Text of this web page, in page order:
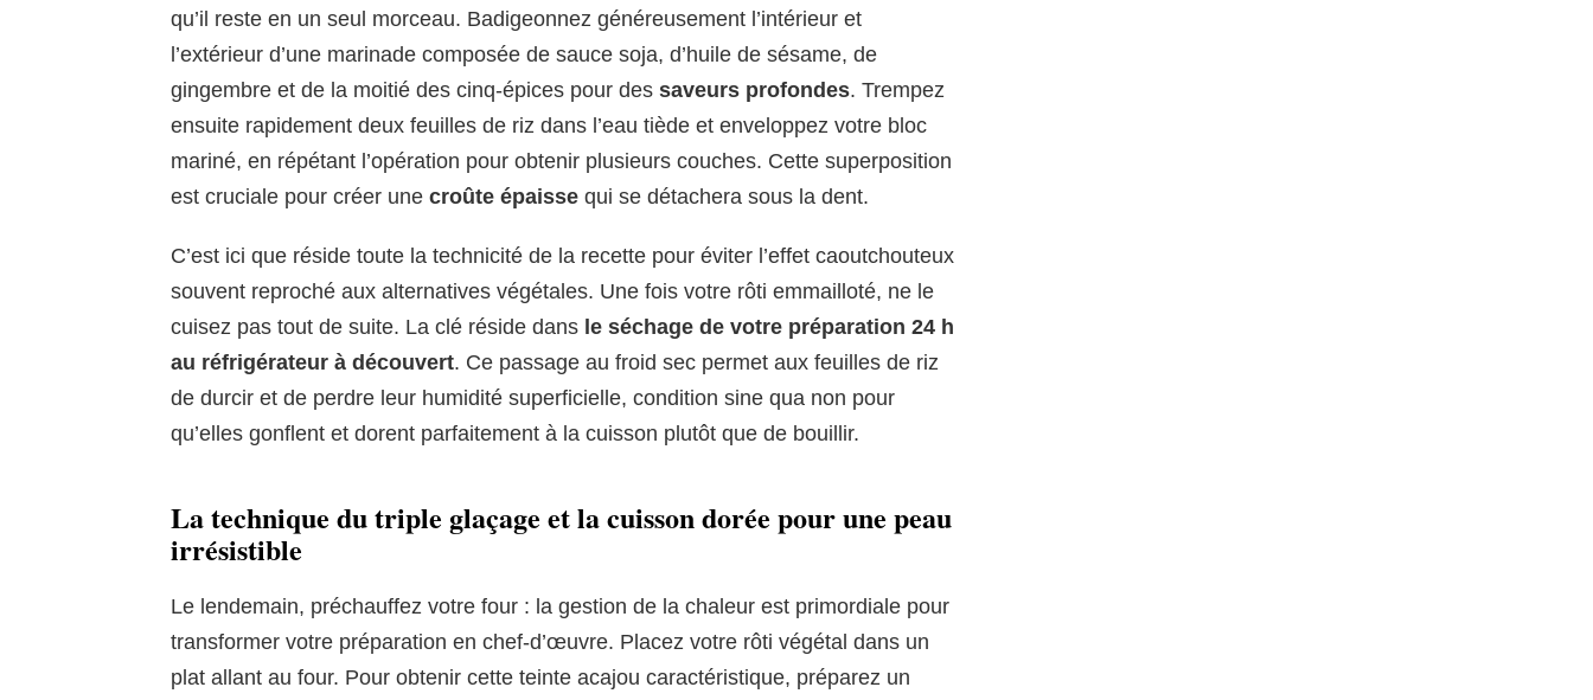
qu’il reste en un seul morceau. Badigeonnez généreusement l’intérieur et
l’extérieur d’une marinade composée de sauce soja, d’huile de sésame, de
gingembre et de la moitié des cinq-épices pour des saveurs profondes. Trempez
ensuite rapidement deux feuilles de riz dans l’eau tiède et enveloppez votre bloc
mariné, en répétant l’opération pour obtenir plusieurs couches. Cette superposition
est cruciale pour créer une croûte épaisse qui se détachera sous la dent.
C’est ici que réside toute la technicité de la recette pour éviter l’effet caoutchouteux
souvent reproché aux alternatives végétales. Une fois votre rôti emmailloté, ne le
cuisez pas tout de suite. La clé réside dans le séchage de votre préparation 24 h
au réfrigérateur à découvert. Ce passage au froid sec permet aux feuilles de riz
de durcir et de perdre leur humidité superficielle, condition sine qua non pour
qu’elles gonflent et dorent parfaitement à la cuisson plutôt que de bouillir.
La technique du triple glaçage et la cuisson dorée pour une peau
irrésistible
Le lendemain, préchauffez votre four : la gestion de la chaleur est primordiale pour
transformer votre préparation en chef-d’œuvre. Placez votre rôti végétal dans un
plat allant au four. Pour obtenir cette teinte acajou caractéristique, préparez un